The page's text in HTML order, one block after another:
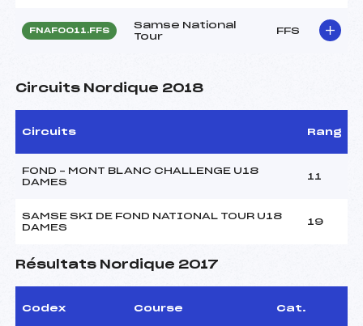
FNAF0011.FFS
Samse National
Tour
FFS
Circuits Nordique 2018
Circuits Rang
FOND – MONT BLANC CHALLENGE U18
DAMES
11
SAMSE SKI DE FOND NATIONAL TOUR U18
DAMES
19
Résultats Nordique 2017
Codex Course Cat.